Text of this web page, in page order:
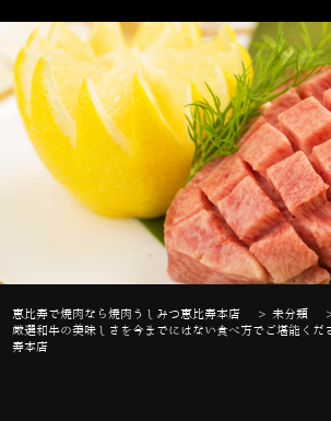
恵比寿で焼肉なら焼肉うしみつ恵比寿本店 >未分類
厳選和牛の美味しさを今までにはない食べ方でご堪能く
寿本店